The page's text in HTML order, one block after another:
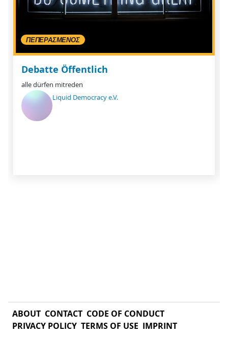
ΠΕΠΕΡΑΣΜΈΝΟΣ
Debatte Öffentlich
alle dürfen mitreden
Liquid Democracy e.V.
ABOUT CONTACT CODE OF CONDUCT
PRIVACY POLICY TERMS OF USE IMPRINT